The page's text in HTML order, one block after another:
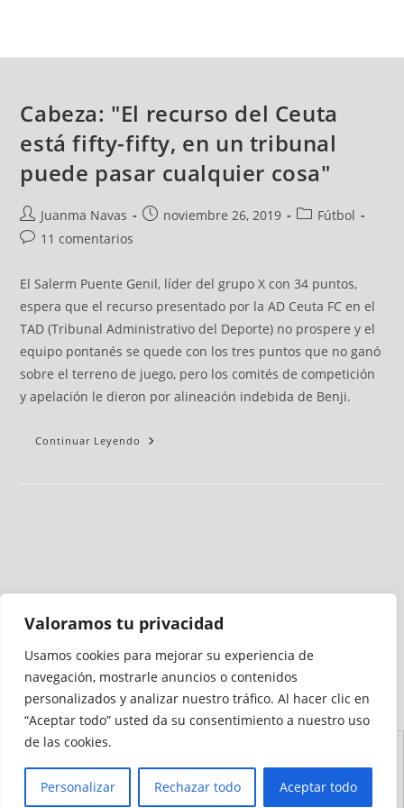
Valoramos tu privacidad
Usamos cookies para mejorar su experiencia de
navegación, mostrarle anuncios o contenidos
personalizados y analizar nuestro tráfico. Al hacer clic en
“Aceptar todo” usted da su consentimiento a nuestro uso
de las cookies.
Personalizar Rechazar todo Aceptar todo
Cabeza: "El recurso del Ceuta
está fifty-fifty, en un tribunal
puede pasar cualquier cosa"
Juanma Navas noviembre 26, 2019
Fútbol
11 comentarios
El Salerm Puente Genil, líder del grupo X con 34 puntos,
espera que el recurso presentado por la AD Ceuta FC en el
TAD (Tribunal Administrativo del Deporte) no prospere y el
equipo pontanés se quede con los tres puntos que no ganó
sobre el terreno de juego, pero los comités de competición
y apelación le dieron por alineación indebida de Benji.
Continuar Leyendo
Medio auditado por
Accesibilidad
Sitio
Cookies
Privacidad